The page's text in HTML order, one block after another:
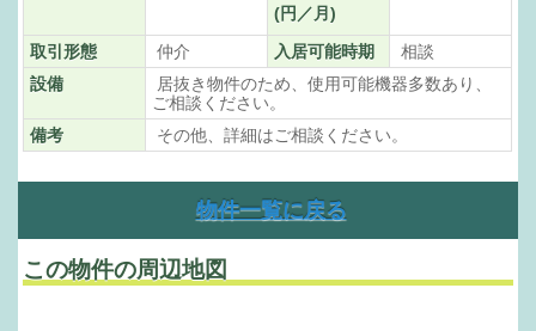
(円／月)
取引形態 仲介 入居可能時期
相談
設備
居抜き物件のため、使用可能機器多数あり、
ご相談ください。
備考
その他、詳細はご相談ください。
物件一覧に戻る
この物件の周辺地図